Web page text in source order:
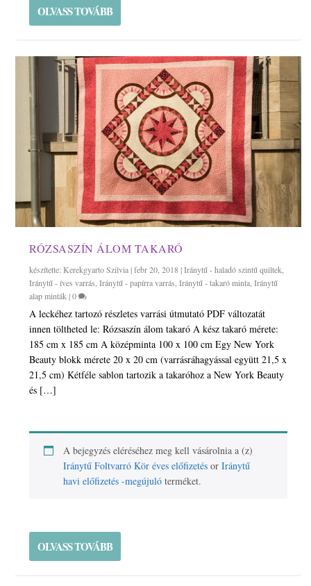
OLVASS TOVÁBB
RÓZSASZÍN ÁLOM TAKARÓ
készítette:Kerekgyarto Szilvia|febr 20, 2018|Iránytű - haladó szintű quiltek
Iránytű - íves varrás ,Iránytű - papírra varrás ,Iránytű - takaró minta ,Iránytű
alap minták |0
A leckéhez tartozó részletes varrási útmutató PDF változatát
innen töltheted le: Rózsaszín álom takaró A kész takaró mérete:
185 cm x 185 cm A középminta 100 x 100 cm Egy New York
Beauty blokk mérete 20 x 20 cm (varrásráhagyással együtt 21,5 x
21,5 cm) Kétféle sablon tartozik a takaróhoz a New York Beauty
és […]
A bejegyzés eléréséhez meg kell vásárolnia a (z)
Iránytű Foltvarró Kör éves előfizetés orIránytű
havi előfizetés -megújuló terméket.
OLVASS TOVÁBB